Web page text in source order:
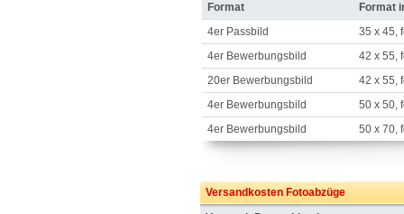
Format
Format
4er Passbild
35 x 45,
4er Bewerbungsbild
42 x 55,
20er Bewerbungsbild
42 x 55,
4er Bewerbungsbild
50 x 50,
4er Bewerbungsbild
50 x 70,
Versandkosten Fotoabzüge